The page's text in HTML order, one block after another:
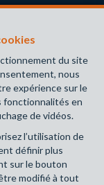
du site
nous
expérience sur le
fonctionnalités en
de vidéos.
l’utilisation de
définir plus
sur le bouton
modifié à tout
des
au
Belgium SA,
n° 730.390.160.
en Belgique